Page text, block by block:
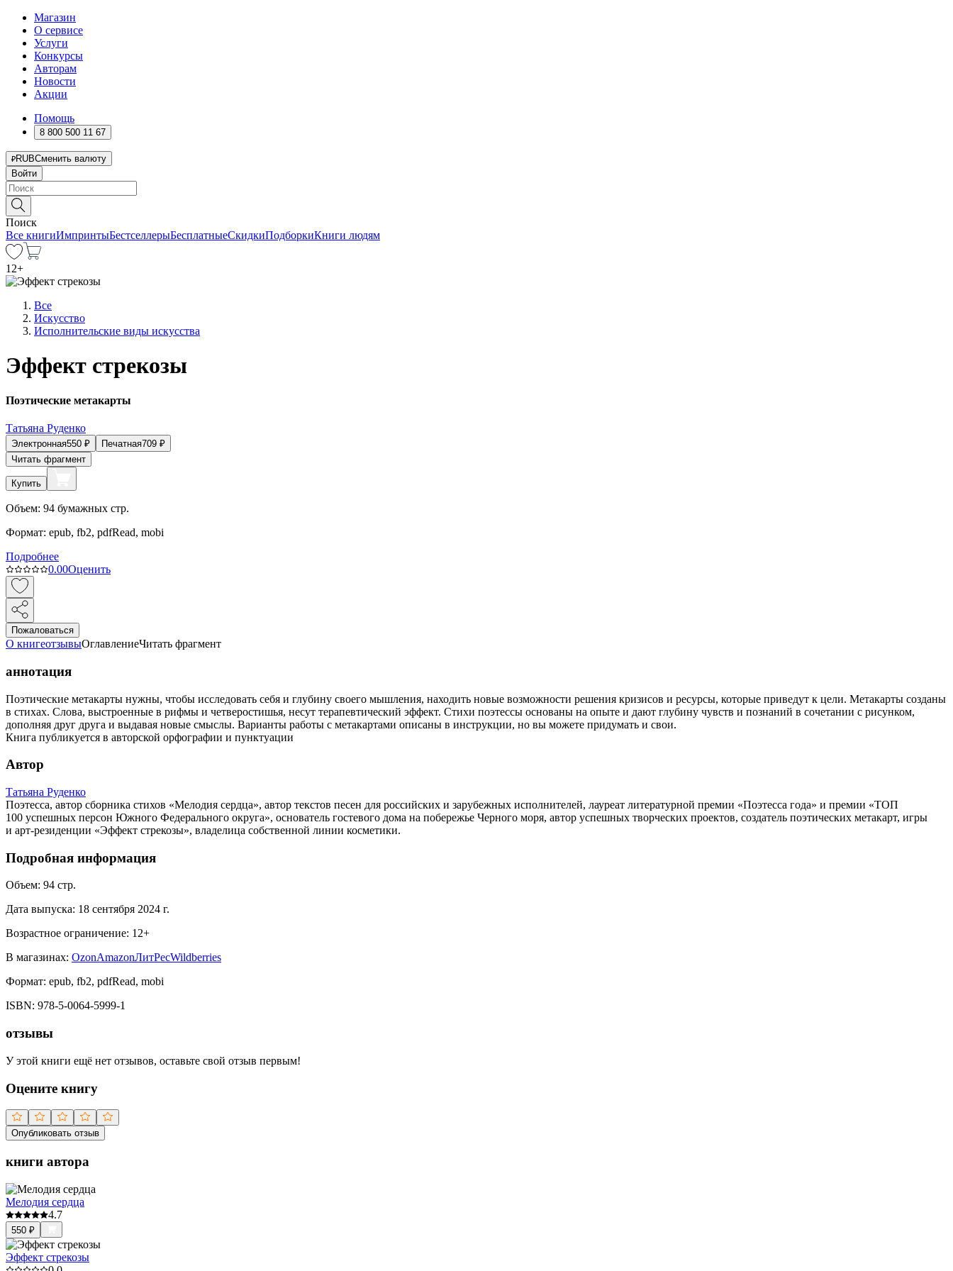
Магазин
О сервисе
Услуги
Конкурсы
Авторам
Новости
Акции
Помощь
8 800 500 11 67
RUBСменить валюту
Войти
Поиск
Все книгиИмпринтыБестселлерыБесплатныеСкидкиПодборкиКниги людям
12+
Все
Искусство
Исполнительские виды искусства
Эффект стрекозы
Поэтические метакарты
Татьяна Руденко
Электронная550 ₽ Печатная709 ₽
Читать фрагмент
Купить
Объем: 94 бумажных стр.
Формат: epub, fb2, pdfRead, mobi
Подробнее
0.00Оценить
Пожаловаться
О книгеотзывыОглавлениеЧитать фрагмент
аннотация
Поэтические метакарты нужны, чтобы исследовать себя и глубину своего мышления, находить новые возможности решения кризисов и ресурсы, которые приведут к цели. Метакарты созданы
в стихах. Слова, выстроенные в рифмы и четверостишья, несут терапевтический эффект. Стихи поэтессы основаны на опыте и дают глубину чувств и познаний в сочетании с рисунком,
дополняя друг друга и выдавая новые смыслы. Варианты работы с метакартами описаны в инструкции, но вы можете придумать и свои.
Книга публикуется в авторской орфографии и пунктуации
Автор
Татьяна Руденко
Поэтесса, автор сборника стихов «Мелодия сердца», автор текстов песен для российских и зарубежных исполнителей, лауреат литературной премии «Поэтесса года» и премии «ТОП
100 успешных персон Южного Федерального округа», основатель гостевого дома на побережье Черного моря, автор успешных творческих проектов, создатель поэтических метакарт, игры
и арт-резиденции «Эффект стрекозы», владелица собственной линии косметики.
Подробная информация
Объем: 94 стр.
Дата выпуска: 18 сентября 2024 г.
Возрастное ограничение: 12+
В магазинах: OzonAmazonЛитРесWildberries
Формат: epub, fb2, pdfRead, mobi
ISBN: 978-5-0064-5999-1
отзывы
У этой книги ещё нет отзывов, оставьте свой отзыв первым!
Оцените книгу
Опубликовать отзыв
книги автора
Мелодия сердца
4.7
550 ₽
Эффект стрекозы